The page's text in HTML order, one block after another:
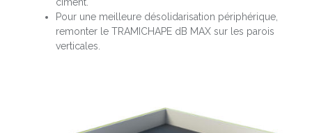
Pour une meilleure désolidarisation périphérique,
remonter le TRAMICHAPE dB MAX sur les parois
verticales.